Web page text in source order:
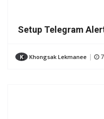
Setup Telegram
K Khongsak Lekmanee 7